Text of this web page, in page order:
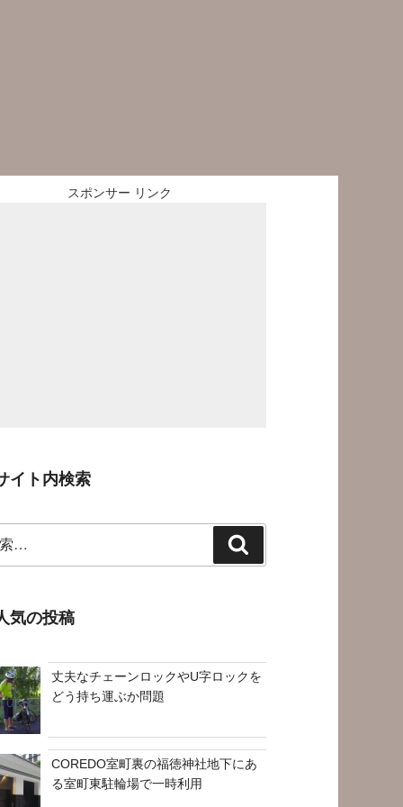
スポンサー リンク
イト内検索
索
気の投稿
丈夫なチェーンロックやU字ロックを
どう持ち運ぶか問題
COREDO室町裏の福徳神社地下にあ
る室町東駐輪場で一時利用